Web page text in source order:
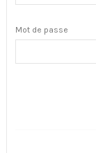
Mot de passe